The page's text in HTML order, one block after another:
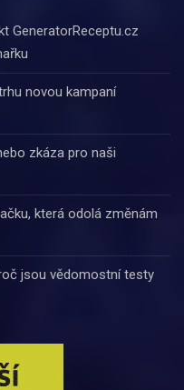
GeneratorReceptu.cz
novou kampaní
zkáza pro naši
která odolá změnám
jsou vědomostní testy